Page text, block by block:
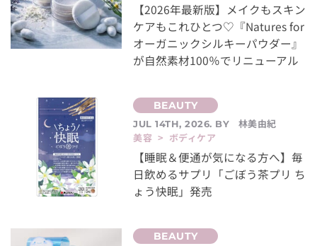
【2026年最新版】メイクもスキン
ケアもこれひとつ♡『Natures for
オーガニックシルキーパウダー』
が自然素材100％でリニューアル
JUL 14TH, 2026. BY
林美由紀
美容 > ボディケア
【睡眠＆便通が気になる方へ】毎
日飲めるサプリ「ごぼう茶プリ ち
ょう快眠」発売